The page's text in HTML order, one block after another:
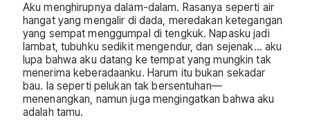
Aku menghirupnya dalam-dalam. Rasanya seperti air
hangat yang mengalir di dada, meredakan ketegangan
yang sempat menggumpal di tengkuk. Napasku jadi
lambat, tubuhku sedikit mengendur, dan sejenak… aku
lupa bahwa aku datang ke tempat yang mungkin tak
menerima keberadaanku. Harum itu bukan sekadar
bau. Ia seperti pelukan tak bersentuhan—
menenangkan, namun juga mengingatkan bahwa aku
adalah tamu.